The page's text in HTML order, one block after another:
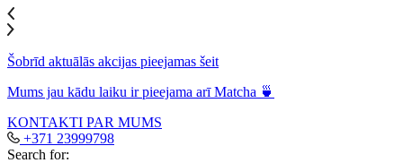
Šobrīd aktuālās akcijas pieejamas šeit
Mums jau kādu laiku ir pieejama arī Matcha 🍵
KONTAKTI PAR MUMS
+371 23999798
Search for: